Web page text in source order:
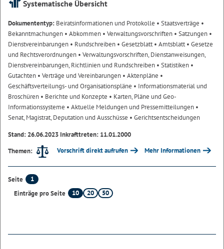
Systematische Übersicht
Dokumententyp: Beiratsinformationen und Protokolle • Staatsverträge •
Bekanntmachungen • Abkommen • Verwaltungsvorschriften • Satzungen •
Dienstvereinbarungen • Rundschreiben • Gesetzblatt• Amtsblatt• Gesetze
und Rechtsverordnungen • Verwaltungsvorschriften, Dienstanweisungen,
Dienstvereinbarungen, Richtlinien und Rundschreiben • Statistiken •
Gutachten • Verträge und Vereinbarungen • Aktenpläne •
Geschäftsverteilungs- und Organisationspläne • Informationsmaterial und
Broschüren • Berichte und Konzepte • Karten, Pläne und Geo-
Informationssysteme • Aktuelle Meldungen und Pressemitteilungen •
Senat, Magistrat, Deputation und Ausschüsse • Gerichtsentscheidungen
Stand: 26.06.2023 Inkrafttreten: 11.01.2000
Themen:
Vorschrift direkt aufrufen Mehr Informationen
Seite
1
Einträge pro Seite
10 20 50